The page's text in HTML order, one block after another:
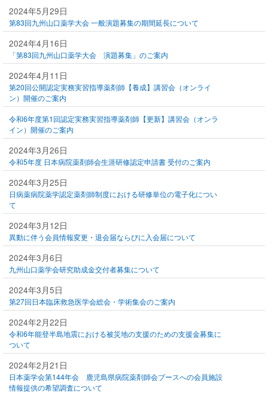
2024年5月29日
第83回九州山口薬学大会 一般演題募集の期間延長について
2024年4月16日
「第83回九州山口薬学大会 演題募集」のご案内
2024年4月11日
第20回公開認定実務実習指導薬剤師【養成】講習会（オンライ
ン）開催のご案内
令和6年度第1回認定実務実習指導薬剤師【更新】講習会（オンラ
イン）開催のご案内
2024年3月26日
令和5年度 日本病院薬剤師会生涯研修認定申請書 受付のご案内
2024年3月25日
日病薬病院薬学認定薬剤師制度における研修単位の電子化につい
て
2024年3月12日
異動に伴う会員情報変更・退会届ならびに入会届について
2024年3月6日
九州山口薬学会研究助成金交付者募集について
2024年3月5日
第27回日本臨床救急医学会総会・学術集会のご案内
2024年2月22日
令和6年能登半島地震における被災地の支援のための支援金募集に
ついて
2024年2月21日
日本薬学会第144年会 鹿児島県病院薬剤師会ブースへの会員施設
情報提供の希望調査について